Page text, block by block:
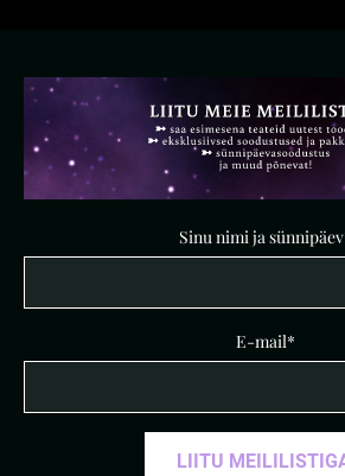
Sinu nimi ja sünnipäev
E-mail